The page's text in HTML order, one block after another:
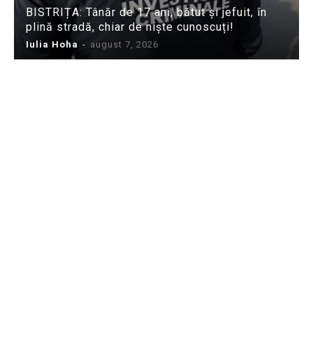
BISTRIȚA: Tânăr de 17 ani, bătut și jefuit, în
plină stradă, chiar de niște cunoscuți!
Iulia Hoha - august 7, 2026